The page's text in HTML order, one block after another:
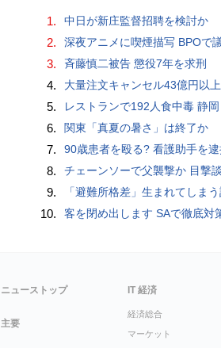
1. 中日が新庄監督招聘を検討か
2. 深夜アニメに喫煙描写 BPOで
3. 斉藤慎二被告 懲役7年を求刑
4. 大量注文キャンセル43億円以
5. レストランで192人食中毒 静岡
6. 関東「真夏の暑さ」は終了か
7. 90歳患者を殴る? 看護助手を
8. チェーンソーで父襲撃か 目撃談
9. 「避難所格差」生まれてしま
10. 客を閉め出します SAで徹底対
ニューストップ
主要
IT 経済
経済総合
マーケット